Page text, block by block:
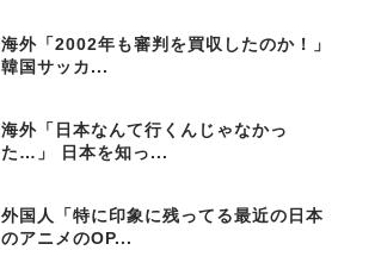
海外「2002年も審判を買収したのか！」
韓国サッカ...
海外「日本なんて行くんじゃなかっ
た…」 日本を知っ...
外国人「特に印象に残ってる最近の日本
のアニメのOP...